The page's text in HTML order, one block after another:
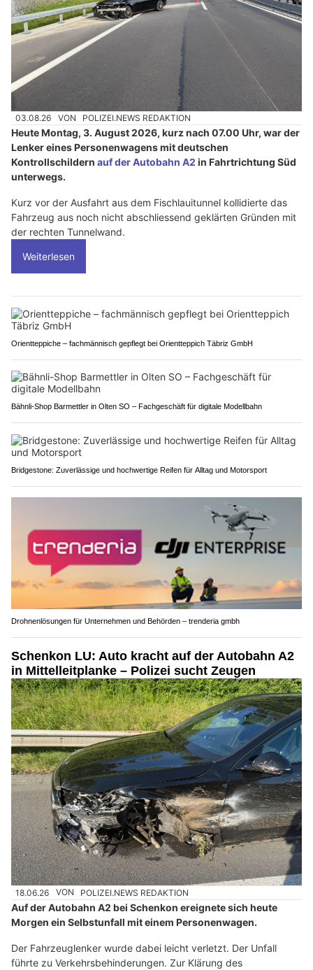
03.08.26 VON POLIZEI.NEWS REDAKTION
Heute Montag, 3. August 2026, kurz nach 07.00 Uhr, war der
Lenker eines Personenwagens mit deutschen
Kontrollschildern auf der Autobahn A2 in Fahrtrichtung Süd
unterwegs.
Kurz vor der Ausfahrt aus dem Fischlauitunnel kollidierte das
Fahrzeug aus noch nicht abschliessend geklärten Gründen mit
der rechten Tunnelwand.
Weiterlesen
Orientteppiche – fachmännisch gepflegt bei Orientteppich Täbriz GmbH
Bähnli-Shop Barmettler in Olten SO – Fachgeschäft für digitale Modellbahn
Bridgestone: Zuverlässige und hochwertige Reifen für Alltag und Motorsport
Drohnenlösungen für Unternehmen und Behörden – trenderia gmbh
Schenkon LU: Auto kracht auf der Autobahn A2
in Mittelleitplanke – Polizei sucht Zeugen
18.06.26 VON POLIZEI.NEWS REDAKTION
Auf der Autobahn A2 bei Schenkon ereignete sich heute
Morgen ein Selbstunfall mit einem Personenwagen.
Der Fahrzeuglenker wurde dabei leicht verletzt. Der Unfall
führte zu Verkehrsbehinderungen. Zur Klärung des